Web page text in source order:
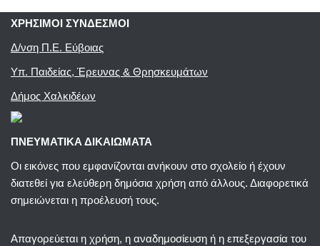
ΧΡΗΣΙΜΟΙ ΣΥΝΔΕΣΜΟΙ
Δ/νση Π.Ε. Εύβοιας
Υπ. Παιδείας, Έρευνας & Θρησκευμάτων
Δήμος Χαλκιδέων
ΠΝΕΥΜΑΤΙΚΑ ΔΙΚΑΙΩΜΑΤΑ
Οι εικόνες που εμφανίζονται ανήκουν στο σχολείο ή έχουν
διατεθεί για ελεύθερη δημόσια χρήση από άλλους. Διαφορετικά
σημειώνεται η προέλευσή τους.
Απαγορεύεται η χρήση, η αναδημοσίευση ή η επεξεργασία του